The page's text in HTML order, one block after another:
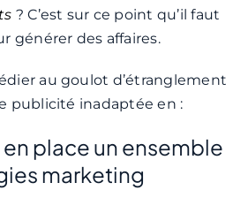
? C’est sur ce point qu’il faut
générer des affaires.
au goulot d’étranglement
publicité inadaptée en :
en place un ensemble
marketing